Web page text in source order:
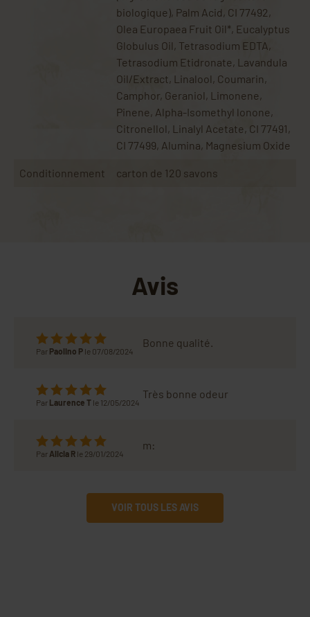
biologique), Palm Acid, CI 77492,
Olea Europaea Fruit Oil*, Eucalyptus
Globulus Oil, Tetrasodium EDTA,
Tetrasodium Etidronate, Lavandula
Oil/Extract, Linalool, Coumarin,
Camphor, Geraniol, Limonene,
Pinene, Alpha-Isomethyl lonone,
Citronellol, Linalyl Acetate, CI 77491,
CI 77499, Alumina, Magnesium Oxide
Conditionnement carton de 120 savons
Avis
Par Paolino P le 07/08/2024
Bonne qualité.
Par Laurence T le 12/05/2024
Très bonne odeur
Par Alicia R le 29/01/2024
m:
VOIR TOUS LES AVIS